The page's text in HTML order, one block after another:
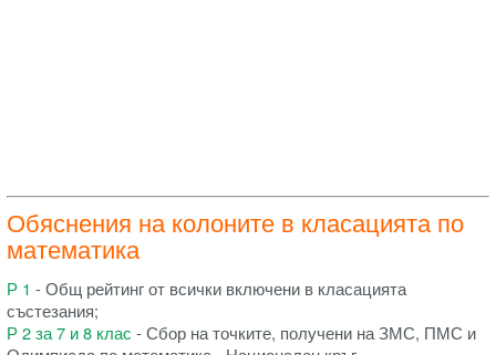
Обяснения на колоните в класацията по
математика
Р 1 - Общ рейтинг от всички включени в класацията
състезания;
Р 2 за 7 и 8 клас - Сбор на точките, получени на ЗМС, ПМС и